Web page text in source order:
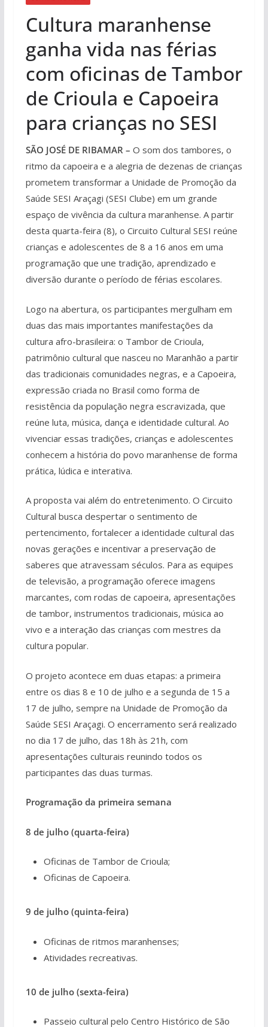
Cultura maranhense
ganha vida nas férias
com oficinas de Tambor
de Crioula e Capoeira
para crianças no SESI
SÃO JOSÉ DE RIBAMAR – O som dos tambores, o
ritmo da capoeira e a alegria de dezenas de crianças
prometem transformar a Unidade de Promoção da
Saúde SESI Araçagi (SESI Clube) em um grande
espaço de vivência da cultura maranhense. A partir
desta quarta-feira (8), o Circuito Cultural SESI reúne
crianças e adolescentes de 8 a 16 anos em uma
programação que une tradição, aprendizado e
diversão durante o período de férias escolares.
Logo na abertura, os participantes mergulham em
duas das mais importantes manifestações da
cultura afro-brasileira: o Tambor de Crioula,
patrimônio cultural que nasceu no Maranhão a partir
das tradicionais comunidades negras, e a Capoeira,
expressão criada no Brasil como forma de
resistência da população negra escravizada, que
reúne luta, música, dança e identidade cultural. Ao
vivenciar essas tradições, crianças e adolescentes
conhecem a história do povo maranhense de forma
prática, lúdica e interativa.
A proposta vai além do entretenimento. O Circuito
Cultural busca despertar o sentimento de
pertencimento, fortalecer a identidade cultural das
novas gerações e incentivar a preservação de
saberes que atravessam séculos. Para as equipes
de televisão, a programação oferece imagens
marcantes, com rodas de capoeira, apresentações
de tambor, instrumentos tradicionais, música ao
vivo e a interação das crianças com mestres da
cultura popular.
O projeto acontece em duas etapas: a primeira
entre os dias 8 e 10 de julho e a segunda de 15 a
17 de julho, sempre na Unidade de Promoção da
Saúde SESI Araçagi. O encerramento será realizado
no dia 17 de julho, das 18h às 21h, com
apresentações culturais reunindo todos os
participantes das duas turmas.
Programação da primeira semana
8 de julho (quarta-feira)
Oficinas de Tambor de Crioula;
Oficinas de Capoeira.
9 de julho (quinta-feira)
Oficinas de ritmos maranhenses;
Atividades recreativas.
10 de julho (sexta-feira)
Passeio cultural pelo Centro Histórico de São